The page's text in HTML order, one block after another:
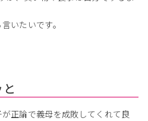
いたいです。
正論で義母を成敗してくれて良